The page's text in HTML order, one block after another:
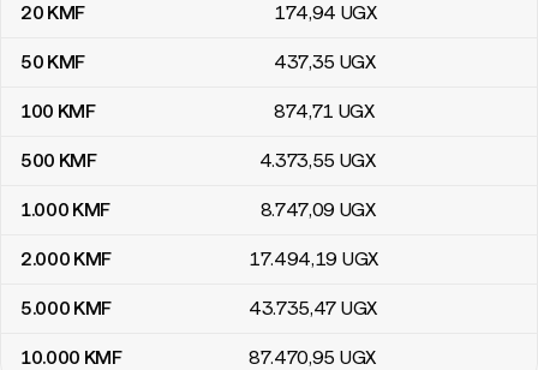
20 KMF 174,94 UGX
50 KMF 437,35 UGX
100 KMF 874,71 UGX
500 KMF 4.373,55 UGX
1.000 KMF 8.747,09 UGX
2.000 KMF 17.494,19 UGX
5.000 KMF 43.735,47 UGX
10.000 KMF 87.470,95 UGX